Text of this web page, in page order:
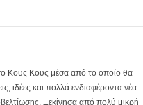
Κους Κους μέσα από το οποίο θα
ιδέες και πολλά ενδιαφέροντα νέα
Ξεκίνησα από πολύ μικρή